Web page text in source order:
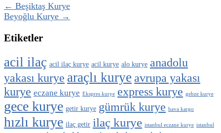
← Beşiktaş Kurye
Beyoğlu Kurye →
Etiketler
acil ilaç acil ilaç kurye acil kurye alo kurye anadolu
yakası kurye araçlı kurye avrupa yakası
kurye eczane kurye Ekspres kurye express kurye gebze kurye
gece kurye getir kurye gümrük kurye hava kargo
hızlı kurye ilaç getir ilaç kurye istanbul eczane kurye istanbul